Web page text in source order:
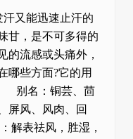
又能迅速止汗的
甘，是不可多得的
的流感或头痛外，
哪些方面?它的用
别名：铜芸、茴
屏风、风肉、回
表祛风，胜湿，